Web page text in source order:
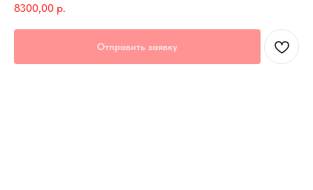
8300,00 р.
Отправить заявку